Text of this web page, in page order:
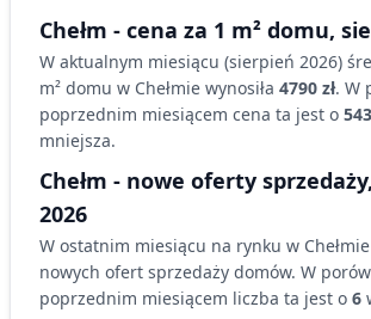
Chełm - cena za 1 m² domu,
W aktualnym miesiącu (sierpień 2026)
m² domu w Chełmie wynosiła 4790 zł. W
poprzednim miesiącem cena ta jest o
mniejsza.
Chełm - nowe oferty sprzedaży,
2026
W ostatnim miesiącu na rynku w Chełmie
nowych ofert sprzedaży domów. W
poprzednim miesiącem liczba ta jest o 6